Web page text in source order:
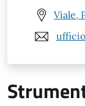
Viale,